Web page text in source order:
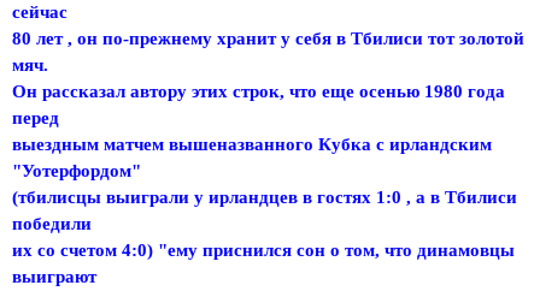
сейчас
80 лет , он по-прежнему хранит у себя в Тбилиси тот золотой
мяч.
Он рассказал автору этих строк, что еще осенью 1980 года
перед
выездным матчем вышеназванного Кубка с ирландским
"Уотерфордом"
(тбилисцы выиграли у ирландцев в гостях 1:0 , а в Тбилиси
победили
их со счетом 4:0) "ему приснился сон о том, что динамовцы
выиграют